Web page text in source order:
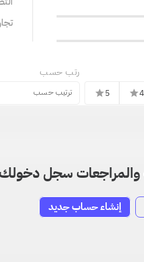
4
star
5
star
رتب حسب
ترتيب حسب
والمراجعات سجل
إنشاء حساب جديد